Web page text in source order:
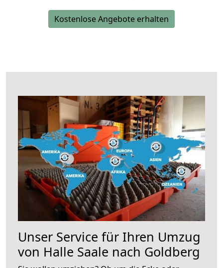
Kostenlose Angebote erhalten
Unser Service für Ihren Umzug
von Halle Saale nach Goldberg